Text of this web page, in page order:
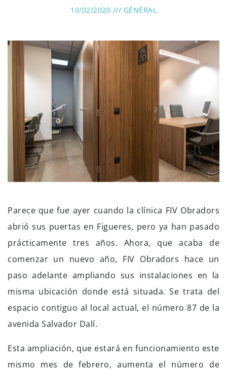
10/02/2020 /// GÉNÉRAL
Parece que fue ayer cuando la clínica FIV Obradors
abrió sus puertas en Figueres, pero ya han pasado
prácticamente tres años. Ahora, que acaba de
comenzar un nuevo año, FIV Obradors hace un
paso adelante ampliando sus instalaciones en la
misma ubicación donde está situada. Se trata del
espacio contiguo al local actual, el número 87 de la
avenida Salvador Dalí.
Esta ampliación, que estará en funcionamiento este
mismo mes de febrero, aumenta el número de